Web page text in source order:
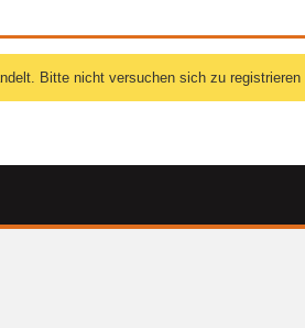
Bitte nicht versuchen sich zu registrieren